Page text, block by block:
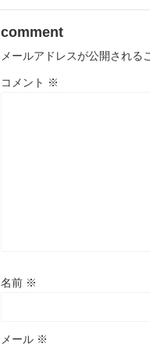
comment
メールアドレスが公開される
コメント ※
名前 ※
メール ※